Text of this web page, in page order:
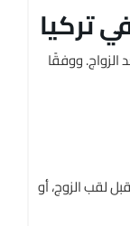
تركيا
الزواج. ووفقًا
لقب الزوج، أو